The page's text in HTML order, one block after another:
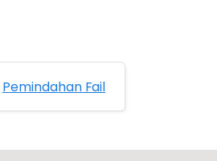
Pemindahan Fail